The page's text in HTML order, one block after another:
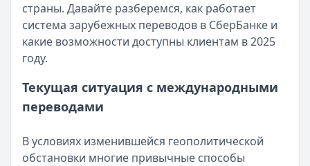
страны. Давайте разберемся, как работает
система зарубежных переводов в СберБанке и
какие возможности доступны клиентам в 2025
году.
Текущая ситуация с международными
переводами
В условиях изменившейся геополитической
обстановки многие привычные способы